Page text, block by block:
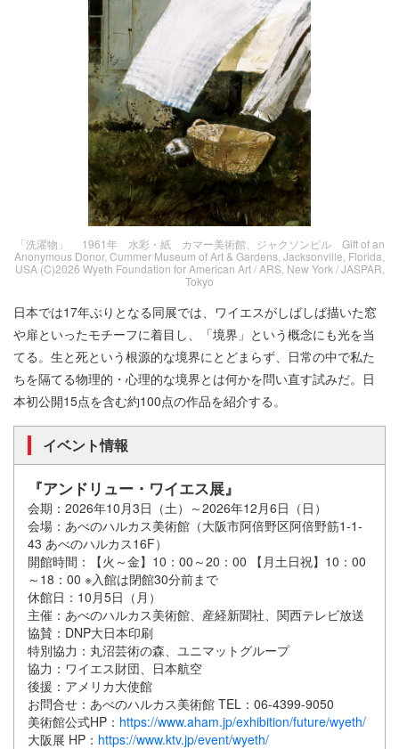
「洗濯物」 1961年 水彩・紙 カマー美術館、ジャクソンビル Gift of an
Anonymous Donor, Cummer Museum of Art & Gardens, Jacksonville, Florida,
USA (C)2026 Wyeth Foundation for American Art / ARS, New York / JASPAR,
Tokyo
日本では17年ぶりとなる同展では、ワイエスがしばしば描いた窓
や扉といったモチーフに着目し、「境界」という概念にも光を当
てる。生と死という根源的な境界にとどまらず、日常の中で私た
ちを隔てる物理的・心理的な境界とは何かを問い直す試みだ。日
本初公開15点を含む約100点の作品を紹介する。
イベント情報
『アンドリュー・ワイエス展』
会期：2026年10月3日（土）～2026年12月6日（日）
会場：あべのハルカス美術館（大阪市阿倍野区阿倍野筋1-1-
43 あべのハルカス16F）
開館時間：【火～金】10：00～20：00 【月土日祝】10：00
～18：00 ※入館は閉館30分前まで
休館日：10月5日（月）
主催：あべのハルカス美術館、産経新聞社、関西テレビ放送
協賛：DNP大日本印刷
特別協力：丸沼芸術の森、ユニマットグループ
協力：ワイエス財団、日本航空
後援：アメリカ大使館
お問合せ：あべのハルカス美術館 TEL：06-4399-9050
美術館公式HP： https://www.aham.jp/exhibition/future/wyeth/
大阪展 HP： https://www.ktv.jp/event/wyeth/